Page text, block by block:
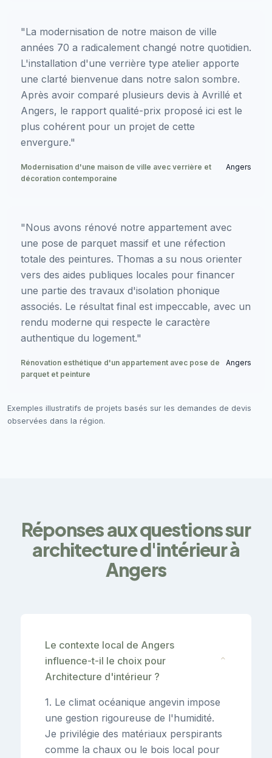
"La modernisation de notre maison de ville
années 70 a radicalement changé notre quotidien.
L'installation d'une verrière type atelier apporte
une clarté bienvenue dans notre salon sombre.
Après avoir comparé plusieurs devis à Avrillé et
Angers, le rapport qualité-prix proposé ici est le
plus cohérent pour un projet de cette
envergure."
Modernisation d'une maison de ville avec verrière et
décoration contemporaine
Angers
"Nous avons rénové notre appartement avec
une pose de parquet massif et une réfection
totale des peintures. Thomas a su nous orienter
vers des aides publiques locales pour financer
une partie des travaux d'isolation phonique
associés. Le résultat final est impeccable, avec un
rendu moderne qui respecte le caractère
authentique du logement."
Rénovation esthétique d'un appartement avec pose de
parquet et peinture
Angers
Exemples illustratifs de projets basés sur les demandes de devis
observées dans la région.
Réponses aux questions sur
architecture d'intérieur à
Angers
Le contexte local de Angers
influence-t-il le choix pour
Architecture d'intérieur ?
⌄
1. Le climat océanique angevin impose
une gestion rigoureuse de l'humidité.
Je privilégie des matériaux perspirants
comme la chaux ou le bois local pour